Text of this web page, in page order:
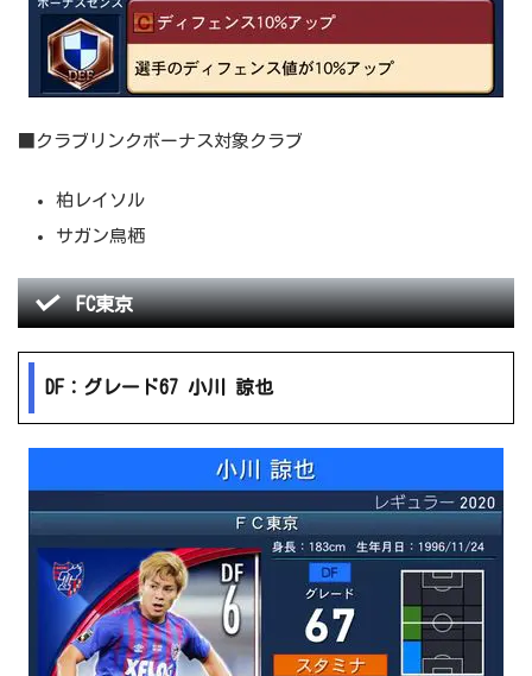
■クラブリンクボーナス対象クラブ
柏レイソル
サガン鳥栖
FC東京
DF：グレード67 小川 諒也